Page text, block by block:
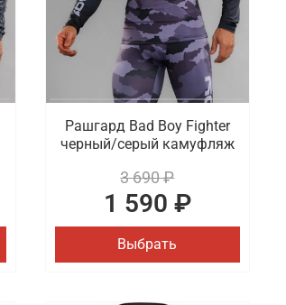
Рашгард Bad Boy Fighter
черный/серый камуфляж
3 690 ₽
1 590 ₽
Выбрать